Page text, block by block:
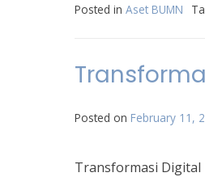
Posted in Aset BUMN
Posted on February 11,
Transformasi Digital